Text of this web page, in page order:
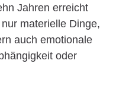
Jahren erreicht
materielle Dinge,
auch emotionale
oder